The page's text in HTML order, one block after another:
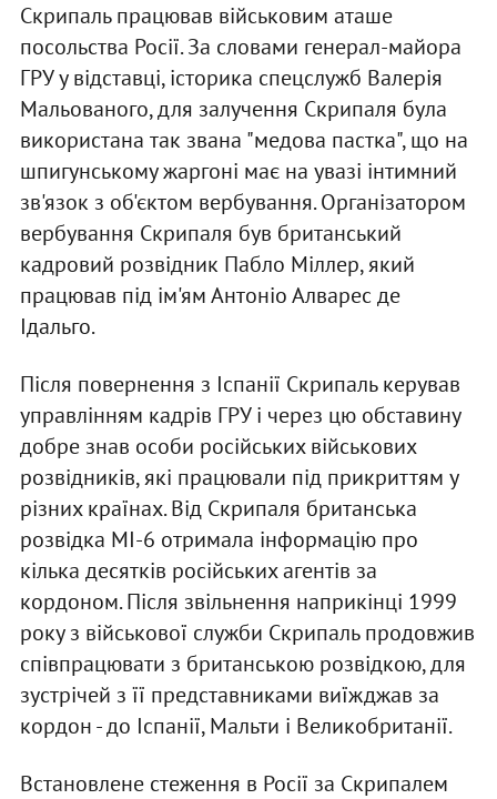
Скрипаль працював військовим аташе
посольства Росії. За словами генерал-майора
ГРУ у відставці, історика спецслужб Валерія
Мальованого, для залучення Скрипаля була
використана так звана "медова пастка", що на
шпигунському жаргоні має на увазі інтимний
зв'язок з об'єктом вербування. Організатором
вербування Скрипаля був британський
кадровий розвідник Пабло Міллер, який
працював під ім'ям Антоніо Алварес де
Ідальго.
Після повернення з Іспанії Скрипаль керував
управлінням кадрів ГРУ і через цю обставину
добре знав особи російських військових
розвідників, які працювали під прикриттям у
різних країнах. Від Скрипаля британська
розвідка МІ-6 отримала інформацію про
кілька десятків російських агентів за
кордоном. Після звільнення наприкінці 1999
року з військової служби Скрипаль продовжив
співпрацювати з британською розвідкою, для
зустрічей з її представниками виїжджав за
кордон - до Іспанії, Мальти і Великобританії.
Встановлене стеження в Росії за Скрипалем